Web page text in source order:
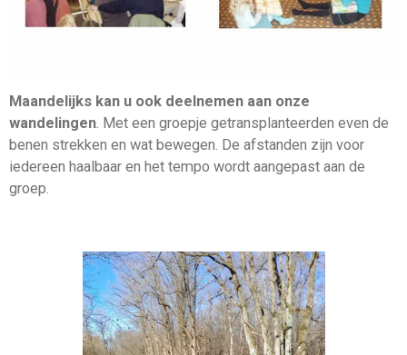
Maandelijks kan u ook deelnemen aan onze
wandelingen. Met een groepje getransplanteerden even de
benen strekken en wat bewegen. De afstanden zijn voor
iedereen haalbaar en het tempo wordt aangepast aan de
groep.